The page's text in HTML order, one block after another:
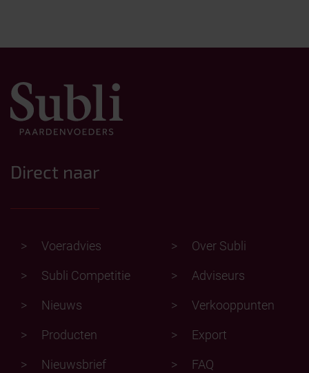
Direct naar
Voeradvies
Subli Competitie
Nieuws
Producten
Nieuwsbrief
Over Subli
Adviseurs
Verkooppunten
Export
FAQ